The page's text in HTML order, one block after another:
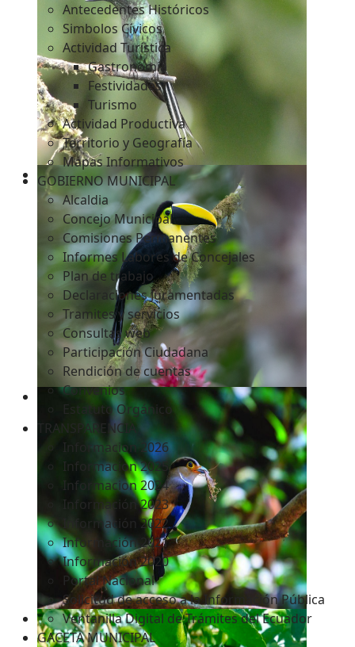
Antecedentes Históricos
Simbolos Cívicos
Actividad Turística
Gastronomía
Festividades
Turismo
Actividad Productiva
Territorio y Geografía
Mapas Informativos
GOBIERNO MUNICIPAL
Alcaldia
Concejo Municipal
Comisiones Permanentes
Informes Labores de Concejales
Plan de trabajo
Declaraciones Juramentadas
Tramites y servicios
Consultas web
Participación Ciudadana
Rendición de cuentas
Convenios
Estatuto Orgánico
TRANSPARENCIA
Informacion 2026
Informacion 2025
Informacion 2024
Información 2023
Información 2022
Información 2021
Información 2020
Portal Nacional
Solicitud de acceso a la Información Pública
Ventanilla Digital de Trámites del Ecuador
GACETA MUNICIPAL